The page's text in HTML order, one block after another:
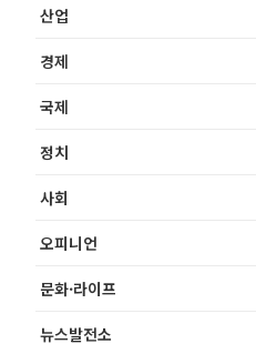
산업
경제
국제
정치
사회
오피니언
문화·라이프
뉴스발전소